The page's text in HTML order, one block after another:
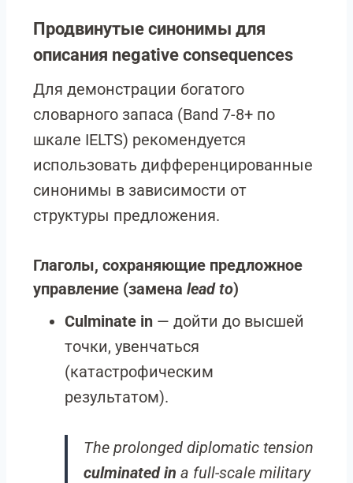
Продвинутые синонимы для
описания negative consequences
Для демонстрации богатого
словарного запаса (Band 7-8+ по
шкале IELTS) рекомендуется
использовать дифференцированные
синонимы в зависимости от
структуры предложения.
Глаголы, сохраняющие предложное
управление (замена lead to)
Culminate in — дойти до высшей
точки, увенчаться
(катастрофическим
результатом).
The prolonged diplomatic tension
culminated in a full-scale military